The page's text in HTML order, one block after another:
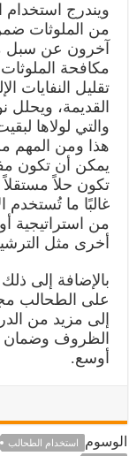
ويندرج
من الملوثات
آخرون عن سبل
مكافحة
تقليل النفايات
القديمة، ويحلل
والتي لولاها
هذا ومن المهم
يمكن أن تكون
تكون حلاً مستقلاً
غالبًا ما
من استراتيجية
أخرى مثل
بالإضافة إلى
على الطحالب
إلى مزيد من
الظروف وضمان
أوسع.
الوسوم استخدام الطحالب